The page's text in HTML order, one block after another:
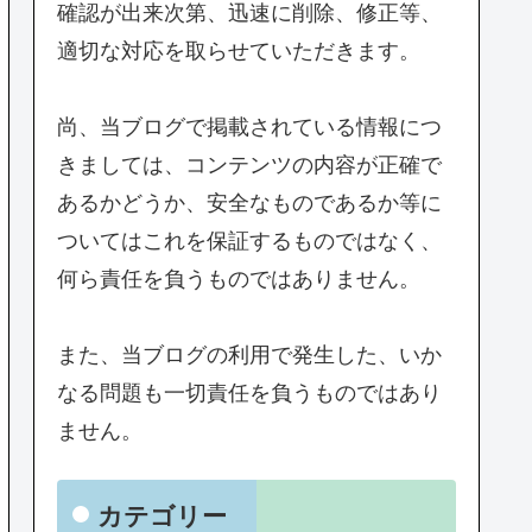
確認が出来次第、迅速に削除、修正等、
適切な対応を取らせていただきます。
尚、当ブログで掲載されている情報につ
きましては、コンテンツの内容が正確で
あるかどうか、安全なものであるか等に
ついてはこれを保証するものではなく、
何ら責任を負うものではありません。
また、当ブログの利用で発生した、いか
なる問題も一切責任を負うものではあり
ません。
カテゴリー